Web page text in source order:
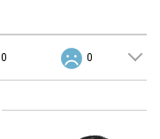
0 0